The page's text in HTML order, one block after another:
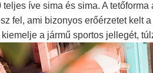
íve sima és sima. A
fel, ami bizonyos erőérzetet kelt
a jármű sportos jellegét,